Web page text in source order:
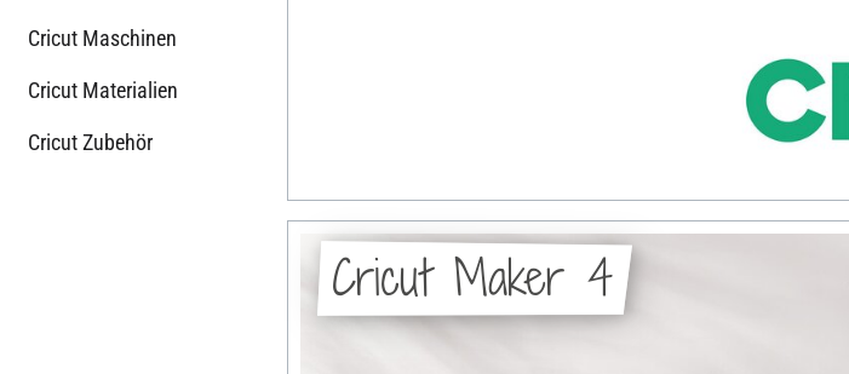
Cricut Maschinen
Cricut Materialien
Cricut Zubehör
Cricut Maker 4